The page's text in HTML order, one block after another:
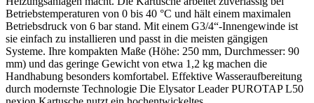
Betriebstemperaturen von 0 bis 40 °C und hält einem maximalen
Betriebsdruck von 6 bar stand. Mit einem G3/4“-Innengewinde ist
sie einfach zu installieren und passt in die meisten gängigen
Systeme. Ihre kompakten Maße (Höhe: 250 mm, Durchmesser: 90
mm) und das geringe Gewicht von etwa 1,2 kg machen die
Handhabung besonders komfortabel. Effektive Wasseraufbereitung
durch modernste Technologie Die Elysator Leader PUROTAP L50